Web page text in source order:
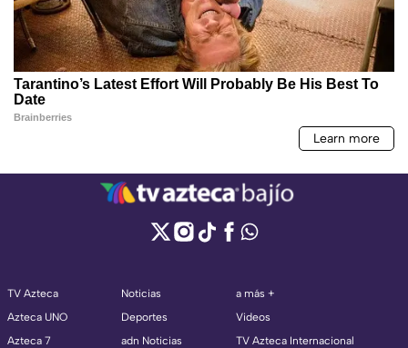
TV Azteca
Azteca UNO
Azteca 7
Noticias
Deportes
adn Noticias
a más +
Videos
TV Azteca Internacional